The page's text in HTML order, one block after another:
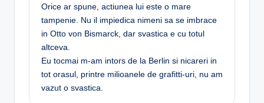
Orice ar spune, actiunea lui este o mare
tampenie. Nu il impiedica nimeni sa se imbrace
in Otto von Bismarck, dar svastica e cu totul
altceva.
Eu tocmai m-am intors de la Berlin si nicareri in
tot orasul, printre milioanele de grafitti-uri, nu am
vazut o svastica.